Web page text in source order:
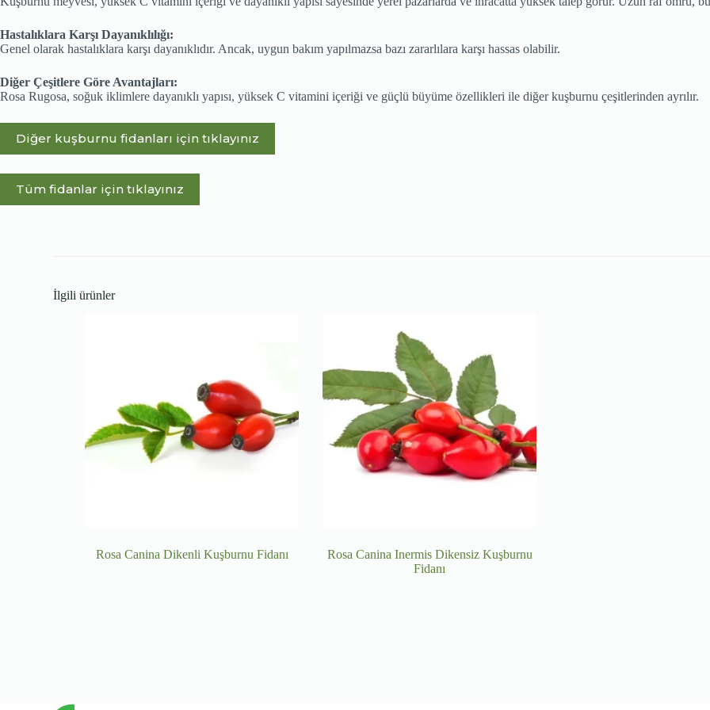
Hastalıklara Karşı Dayanıklılığı:
Genel olarak hastalıklara karşı dayanıklıdır. Ancak, uygun bakım yapılmazsa bazı zararlılara karşı hassas olabilir.
Diğer Çeşitlere Göre Avantajları:
Rosa Rugosa, soğuk iklimlere dayanıklı yapısı, yüksek C vitamini içeriği ve güçlü büyüme özellikleri ile diğer kuşburnu çeşitlerinden ayrılır.
Diğer kuşburnu fidanları için tıklayınız
Tüm fidanlar için tıklayınız
İlgili ürünler
Rosa Canina Dikenli Kuşburnu Fidanı
Rosa Canina Inermis Dikensiz Kuşburnu
Fidanı